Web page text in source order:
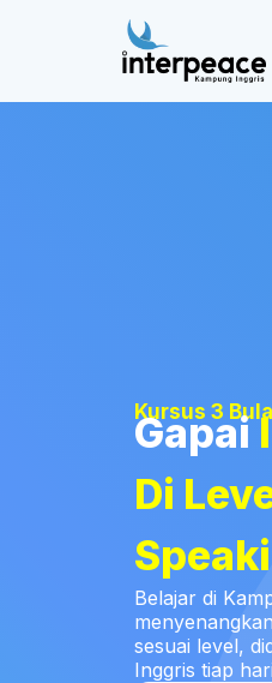
Kursus 3
Gapai
Di
Belajar di
sesuai level,
Inggris tiap